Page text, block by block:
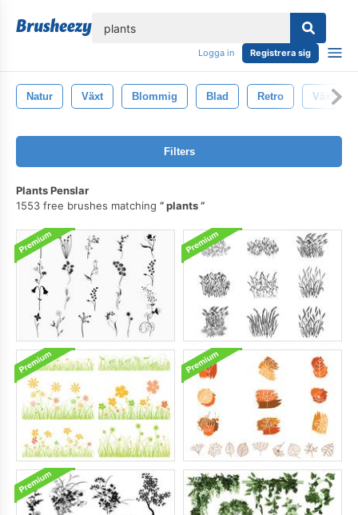
Logga in Registrera sig
Natur Växt Blommig Blad Retro Växter
Filters
Plants Penslar
1553 free brushes matching
plants